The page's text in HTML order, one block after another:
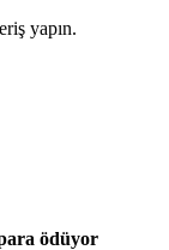
yapın.
ödüyor